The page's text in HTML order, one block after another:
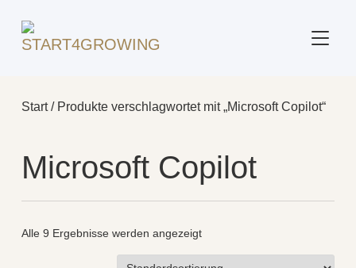
Start/ Produkte verschlagwortet mit „Microsoft Copilot“
Microsoft Copilot
Alle 9 Ergebnisse werden angezeigt